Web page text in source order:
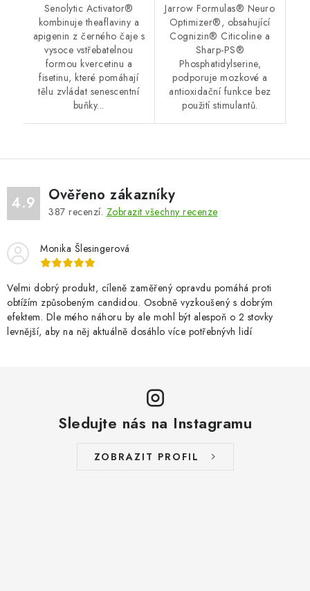
Senolytic Activator®
kombinuje theaflaviny a
apigenin z černého čaje s
vysoce vstřebatelnou
formou kvercetinu a
fisetinu, které pomáhají
tělu zvládat senescentní
buňky...
Jarrow Formulas® Neuro
Optimizer®, obsahující
Cognizin® Citicoline a
Sharp-PS®
Phosphatidylserine,
podporuje mozkové a
antioxidační funkce bez
použití stimulantů.
4.9 Ověřeno zákazníky
387 recenzí. Zobrazit všechny recenze
Monika Šlesingerová
Velmi dobrý produkt, cíleně zaměřený opravdu pomáhá proti
obtížím způsobeným candidou. Osobně vyzkoušený s dobrým
efektem. Dle mého náhoru by ale mohl být alespoň o 2 stovky
levnější, aby na něj aktuálně dosáhlo více potřebnývh lidí
Sledujte nás na Instagramu
ZOBRAZIT PROFIL